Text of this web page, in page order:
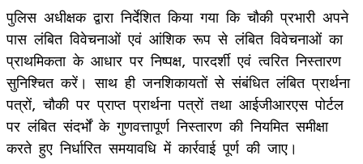
पुलिस अधीक्षक द्वारा निर्देशित किया गया कि चौकी प्रभारी अपने
पास लंबित विवेचनाओं एवं आंशिक रूप से लंबित विवेचनाओं का
प्राथमिकता के आधार पर निष्पक्ष, पारदर्शी एवं त्वरित निस्तारण
सुनिश्चित करें। साथ ही जनशिकायतों से संबंधित लंबित प्रार्थना
पत्रों, चौकी पर प्राप्त प्रार्थना पत्रों तथा आईजीआरएस पोर्टल
पर लंबित संदर्भों के गुणवत्तापूर्ण निस्तारण की नियमित समीक्षा
करते हुए निर्धारित समयावधि में कार्रवाई पूर्ण की जाए।